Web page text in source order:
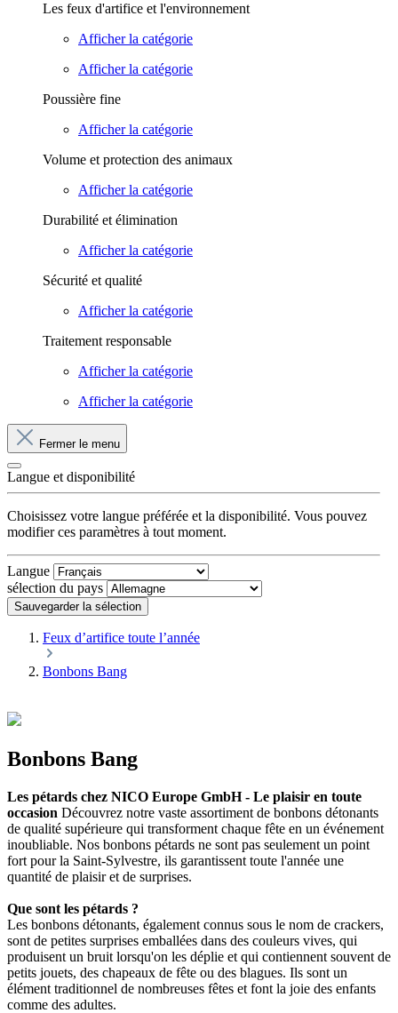
Les feux d'artifice et l'environnement
Afficher la catégorie
Afficher la catégorie
Poussière fine
Afficher la catégorie
Volume et protection des animaux
Afficher la catégorie
Durabilité et élimination
Afficher la catégorie
Sécurité et qualité
Afficher la catégorie
Traitement responsable
Afficher la catégorie
Afficher la catégorie
Fermer le menu
Langue et disponibilité
Choisissez votre langue préférée et la disponibilité. Vous pouvez
modifier ces paramètres à tout moment.
Langue
sélection du pays
Sauvegarder la sélection
Feux d’artifice toute l’année
Bonbons Bang
Bonbons Bang
Les pétards chez NICO Europe GmbH - Le plaisir en toute
occasion Découvrez notre vaste assortiment de bonbons détonants
de qualité supérieure qui transforment chaque fête en un événement
inoubliable. Nos bonbons pétards ne sont pas seulement un point
fort pour la Saint-Sylvestre, ils garantissent toute l'année une
quantité de plaisir et de surprises.
Que sont les pétards ?
Les bonbons détonants, également connus sous le nom de crackers,
sont de petites surprises emballées dans des couleurs vives, qui
produisent un bruit lorsqu'on les déplie et qui contiennent souvent de
petits jouets, des chapeaux de fête ou des blagues. Ils sont un
élément traditionnel de nombreuses fêtes et font la joie des enfants
comme des adultes.